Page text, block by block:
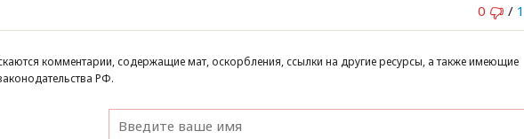
0
/ 1
комментарии, содержащие мат, оскорбления, ссылки на другие ресурсы, а также имеющие
РФ.